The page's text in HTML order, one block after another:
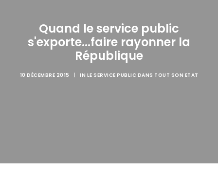
CONTACTQuand le service public
s'exporte...faire rayonner la
République
10 DÉCEMBRE 2015 | IN LE SERVICE PUBLIC DANS TOUT SON ETAT